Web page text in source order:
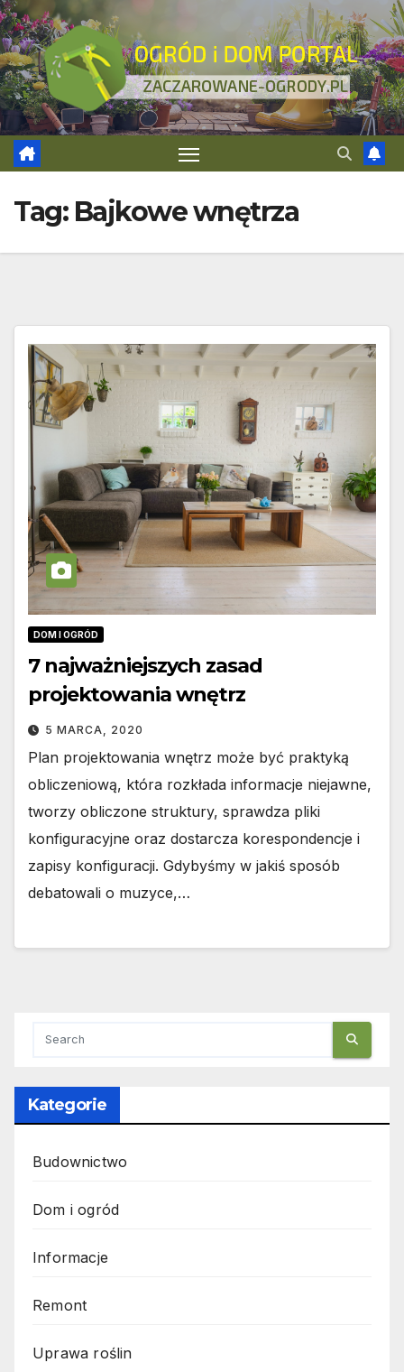
Skip
to
content
Tag: Bajkowe wnętrza
DOM I OGRÓD
7 najważniejszych zasad
projektowania wnętrz
5 MARCA, 2020
Plan projektowania wnętrz może być praktyką
obliczeniową, która rozkłada informacje niejawne,
tworzy obliczone struktury, sprawdza pliki
konfiguracyjne oraz dostarcza korespondencje i
zapisy konfiguracji. Gdybyśmy w jakiś sposób
debatowali o muzyce,…
Kategorie
Budownictwo
Dom i ogród
Informacje
Remont
Uprawa roślin